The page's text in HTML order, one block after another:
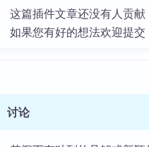
这篇插件文章还没有人贡献
如果您有好的想法欢迎提交
讨论